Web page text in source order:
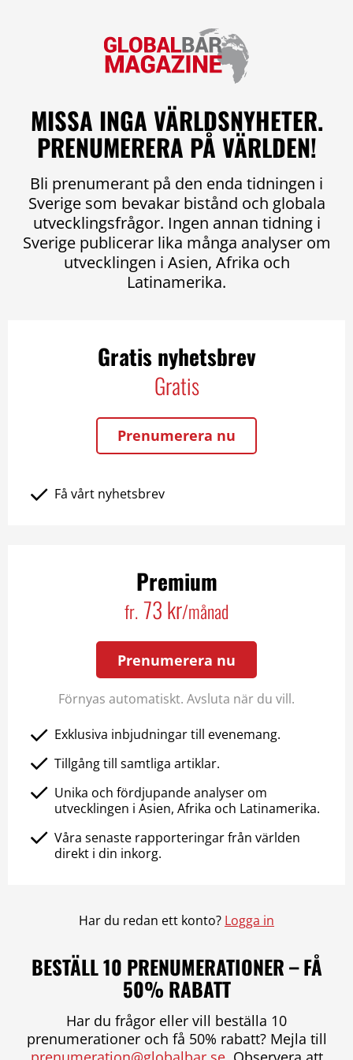
MISSA INGA VÄRLDSNYHETER.
PRENUMERERA PÅ VÄRLDEN!
Bli prenumerant på den enda tidningen i
Sverige som bevakar bistånd och globala
utvecklingsfrågor. Ingen annan tidning i
Sverige publicerar lika många analyser om
utvecklingen i Asien, Afrika och
Latinamerika.
Gratis nyhetsbrev
Gratis
Prenumerera nu
Få vårt nyhetsbrev
Premium
fr. 73 kr/månad
Prenumerera nu
Förnyas automatiskt. Avsluta när du vill.
Exklusiva inbjudningar till evenemang.
Tillgång till samtliga artiklar.
Unika och fördjupande analyser om
utvecklingen i Asien, Afrika och Latinamerika.
Våra senaste rapporteringar från världen
direkt i din inkorg.
Har du redan ett konto? Logga in
BESTÄLL 10 PRENUMERATIONER – FÅ
50% RABATT
Har du frågor eller vill beställa 10
prenumerationer och få 50% rabatt? Mejla till